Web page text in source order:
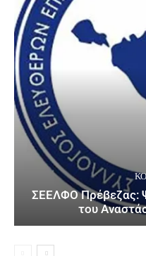
ΣΕΕΛΦΟ Πρέβεζας:
του